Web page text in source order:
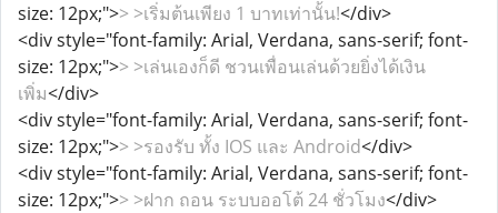
size: 12px;">> >เริ่มต้นเพียง 1 บาทเท่านั้น!</div>
<div style="font-family: Arial, Verdana, sans-serif; font-
size: 12px;">> >เล่นเองก็ดี ชวนเพื่อนเล่นด้วยยิ่งได้เงิน
เพิ่ม</div>
<div style="font-family: Arial, Verdana, sans-serif; font-
size: 12px;">> >รองรับ ทั้ง IOS และ Android</div>
<div style="font-family: Arial, Verdana, sans-serif; font-
size: 12px;">> >ฝาก ถอน ระบบออโต้ 24 ชั่วโมง</div>